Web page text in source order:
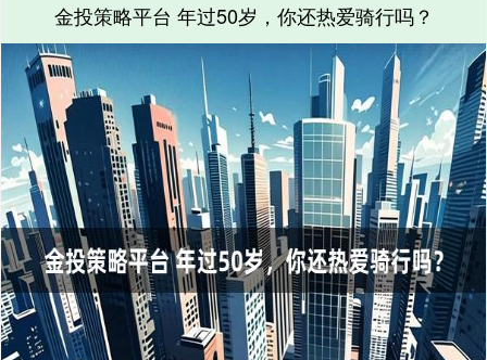
金投策略平台 年过50岁，你还热爱骑行吗？